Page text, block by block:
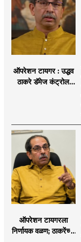
ऑपरेशन टायगर : उद्धव
ठाकरे डॅमेज कंट्रोल
शिंदेंकडे जाण्याच्या चर्चा
सुरू
ऑपरेशन टायगरला
निर्णायक वळण; ठाकरेंच्या